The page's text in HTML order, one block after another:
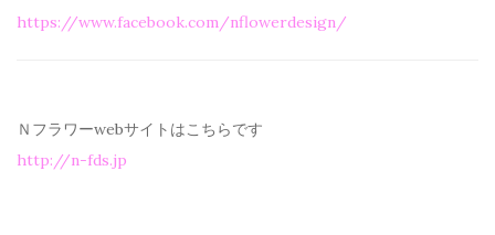
https://www.facebook.com/nflowerdesign/
Ｎフラワーwebサイトはこちらです
http://n-fds.jp